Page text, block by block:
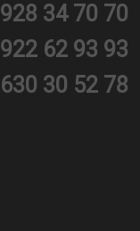
928 34 70 70
922 62 93 93
630 30 52 78